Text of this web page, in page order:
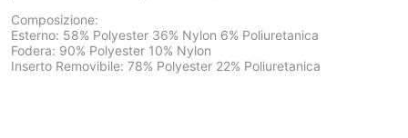
Composizione:
Esterno: 58% Polyester 36% Nylon 6% Poliuretanica
Fodera: 90% Polyester 10% Nylon
Inserto Removibile: 78% Polyester 22% Poliuretanica